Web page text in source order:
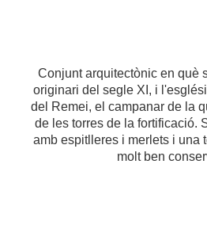
Conjunt arquitectònic en què
originari del segle XI, i
del Remei, el campanar de la
de les torres de la fortificació.
amb espitlleres i merlets i una
molt ben